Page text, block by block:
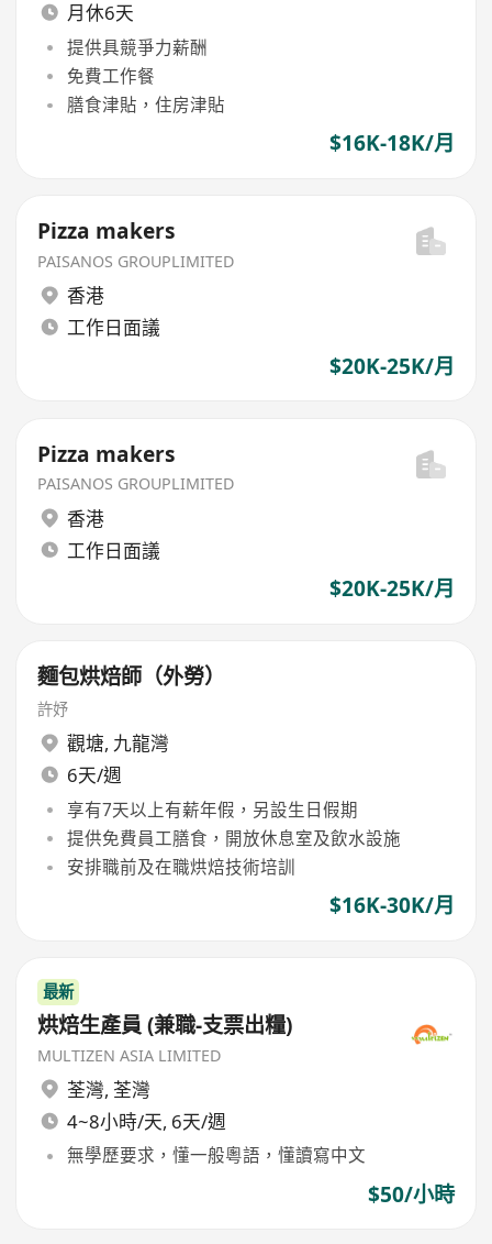
月休6天
提供具競爭力薪酬
免費工作餐
膳食津貼，住房津貼
$16K-18K/月
Pizza makers
PAISANOS GROUPLIMITED
香港
工作日面議
$20K-25K/月
Pizza makers
PAISANOS GROUPLIMITED
香港
工作日面議
$20K-25K/月
麵包烘焙師（外勞）
許妤
觀塘, 九龍灣
6天/週
享有7天以上有薪年假，另設生日假期
提供免費員工膳食，開放休息室及飲水設施
安排職前及在職烘焙技術培訓
$16K-30K/月
最新
烘焙生產員 (兼職-支票出糧)
MULTIZEN ASIA LIMITED
荃灣, 荃灣
4~8小時/天, 6天/週
無學歷要求，懂一般粵語，懂讀寫中文
$50/小時